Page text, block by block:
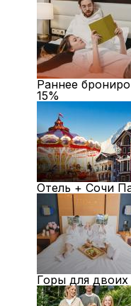
Раннее
15%
Отель + Сочи
Горы для двоих